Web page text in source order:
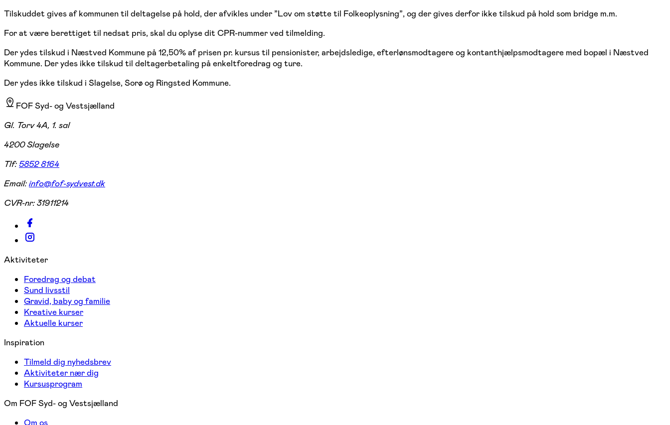
Tilskuddet gives af kommunen til deltagelse på hold, der afvikles under ”Lov om støtte til Folkeoplysning”, og der gives derfor ikke tilskud på hold som bridge m.m.
For at være berettiget til nedsat pris, skal du oplyse dit CPR-nummer ved tilmelding.
Der ydes tilskud i Næstved Kommune på 12,50% af prisen pr. kursus til pensionister, arbejdsledige, efterlønsmodtagere og kontanthjælpsmodtagere med bopæl i Næstved
Kommune. Der ydes ikke tilskud til deltagerbetaling på enkeltforedrag og ture.
Der ydes ikke tilskud i Slagelse, Sorø og Ringsted Kommune.
FOF Syd- og Vestsjælland
Gl. Torv 4A, 1. sal
4200 Slagelse
Tlf:5852 8164
Email:info@fof-sydvest.dk
CVR-nr:31911214
Aktiviteter
Foredrag og debat
Sund livsstil
Gravid, baby og familie
Kreative kurser
Aktuelle kurser
Inspiration
Tilmeld dig nyhedsbrev
Aktiviteter nær dig
Kursusprogram
Om FOF Syd- og Vestsjælland
Om os